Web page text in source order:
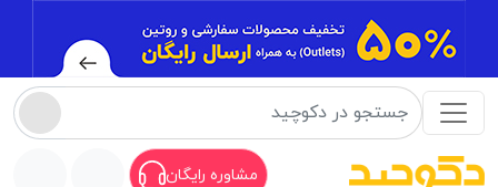
مشاوره رایگان